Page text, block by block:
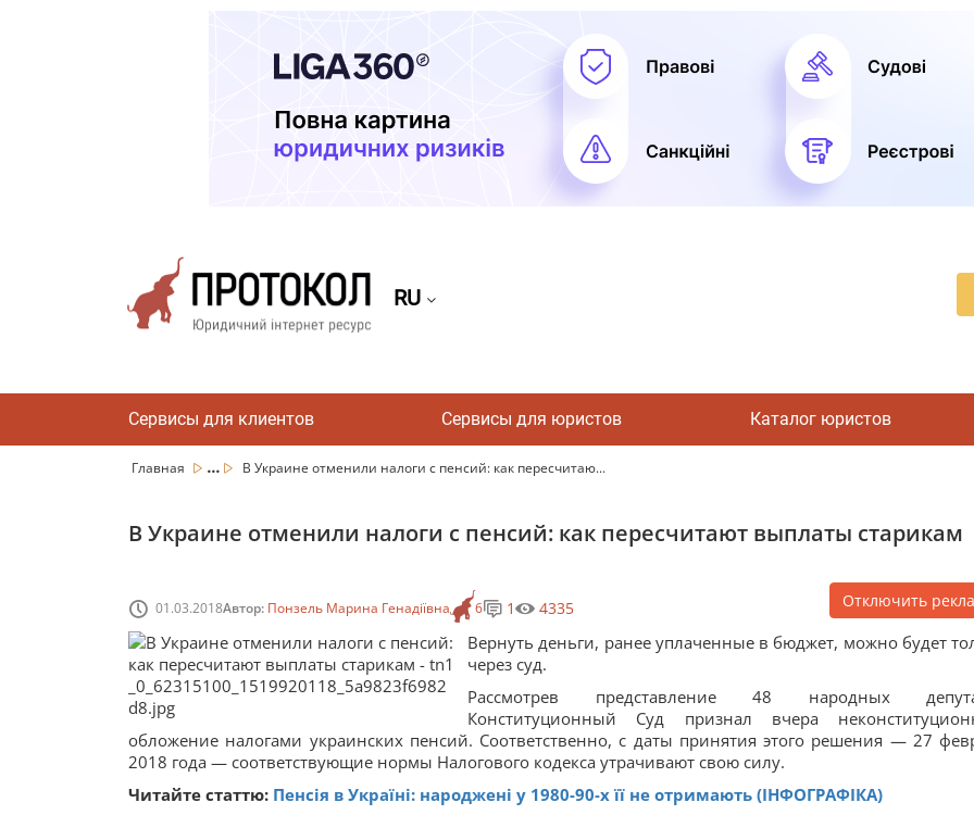
RU
Сервисы для клиентов Сервисы для юристов Каталог юристов
Главная ... В Украине отменили налоги с пенсий: как пересчитаю...
В Украине отменили налоги с пенсий: как пересчитают выплаты старикам
01.03.2018Автор: Понзель Марина Генадіївна 6 1 4335 Отключить
Вернуть деньги, ранее уплаченные в бюджет, можно будет
через суд.
Рассмотрев представление 48 народных
Конституционный Суд признал вчера
обложение налогами украинских пенсий. Соответственно, с даты принятия этого решения — 27
2018 года — соответствующие нормы Налогового кодекса утрачивают свою силу.
Читайте статтю: Пенсія в Україні: народжені у 1980-90-х її не отримають (ІНФОГРАФІКА)